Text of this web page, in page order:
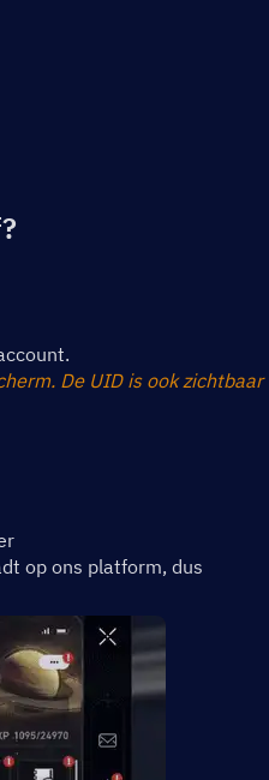
De UID is ook zichtbaar
op ons platform, dus